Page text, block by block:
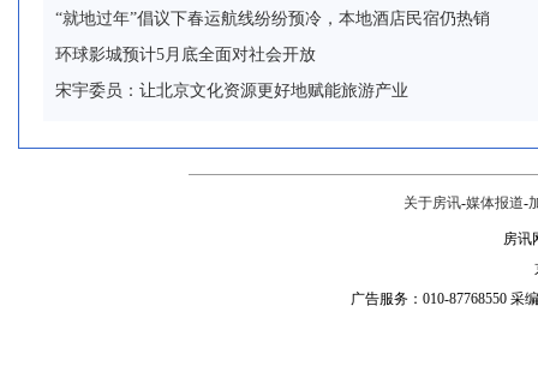
“就地过年”倡议下春运航线纷纷预冷，本地酒店民宿仍热销
环球影城预计5月底全面对社会开放
宋宇委员：让北京文化资源更好地赋能旅游产业
关于房讯-媒体报道-
房讯
广告服务：010-87768550 采